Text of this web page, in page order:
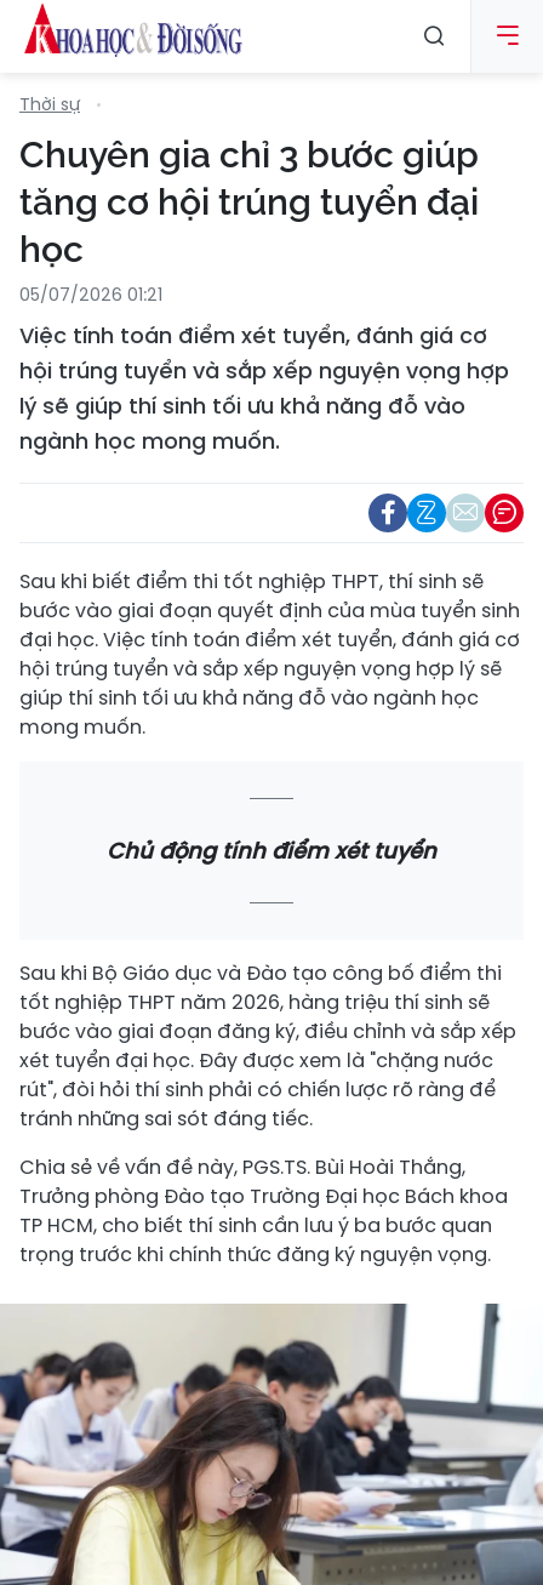
Thời sự
Chuyên gia chỉ 3 bước giúp
tăng cơ hội trúng tuyển đại
học
05/07/2026 01:21
Việc tính toán điểm xét tuyển, đánh giá cơ
hội trúng tuyển và sắp xếp nguyện vọng hợp
lý sẽ giúp thí sinh tối ưu khả năng đỗ vào
ngành học mong muốn.
Sau khi biết điểm thi tốt nghiệp THPT, thí sinh sẽ
bước vào giai đoạn quyết định của mùa tuyển sinh
đại học. Việc tính toán điểm xét tuyển, đánh giá cơ
hội trúng tuyển và sắp xếp nguyện vọng hợp lý sẽ
giúp thí sinh tối ưu khả năng đỗ vào ngành học
mong muốn.
Chủ động tính điểm xét tuyển
Sau khi Bộ Giáo dục và Đào tạo công bố điểm thi
tốt nghiệp THPT năm 2026, hàng triệu thí sinh sẽ
bước vào giai đoạn đăng ký, điều chỉnh và sắp xếp
xét tuyển đại học. Đây được xem là "chặng nước
rút", đòi hỏi thí sinh phải có chiến lược rõ ràng để
tránh những sai sót đáng tiếc.
Chia sẻ về vấn đề này, PGS.TS. Bùi Hoài Thắng,
Trưởng phòng Đào tạo Trường Đại học Bách khoa
TP HCM, cho biết thí sinh cần lưu ý ba bước quan
trọng trước khi chính thức đăng ký nguyện vọng.